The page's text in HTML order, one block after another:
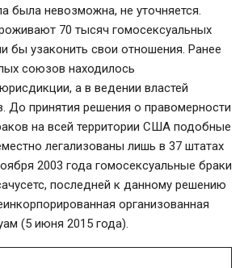
была невозможна, не уточняется.
70 тысяч гомосексуальных
бы узаконить свои отношения. Ранее
союзов находилось
а в ведении властей
До принятия решения о правомерности
на всей территории США подобные
легализованы лишь в 37 штатах
2003 года гомосексуальные браки
последней к данному решению
организованная
(5 июня 2015 года).